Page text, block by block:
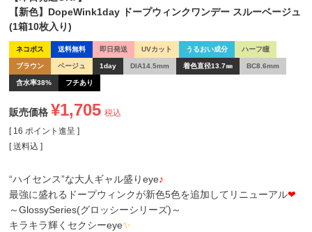
【新色】DopeWink1day ドープウィンクワンデー スルーベージュ
(1箱10枚入り)
ネコポス 送料無料 即日発送 UVカット うるおい成分 ハーフ瞳
ブラウン ベージュ 1day DIA14.5mm 着色直径13.7㎜ BC8.6mm
含水率38% フチあり
販売価格 ¥1,705 税込
[ 16 ポイント進呈 ]
送料込
“ハイセンス”な大人ギャル盛りeye♪
最強に盛れるドープウィンクが新色5色を追加してリニューアル❤
～GlossySeries(グロッシーシリーズ)～
キラキラ輝くセクシーeye✨